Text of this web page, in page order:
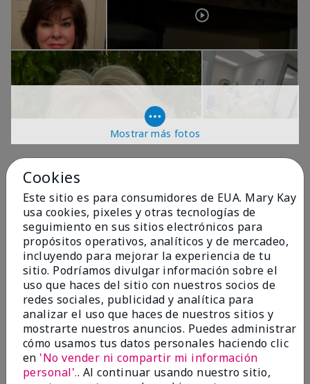
Mostrar más fotos
OPINIONES
4.9
299 Reseñas
Escribir Una Opinión
99%
de los encuestados recomendaría a un amigo.
5 estrellas 287
Cookies
Este sitio es para consumidores de EUA. Mary Kay
usa cookies, pixeles y otras tecnologías de
seguimiento en sus sitios electrónicos para
propósitos operativos, analíticos y de mercadeo,
incluyendo para mejorar la experiencia de tu
sitio. Podríamos divulgar información sobre el
uso que haces del sitio con nuestros socios de
redes sociales, publicidad y analítica para
analizar el uso que haces de nuestros sitios y
mostrarte nuestros anuncios. Puedes administrar
cómo usamos tus datos personales haciendo clic
en 'No vender ni compartir mi información
personal'.. Al continuar usando nuestro sitio,